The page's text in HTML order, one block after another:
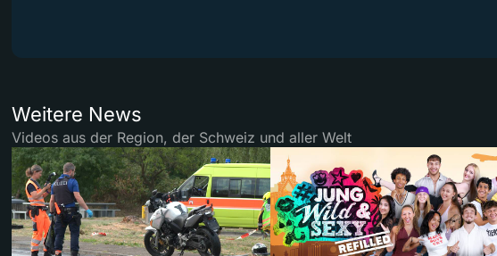
Weitere News
Videos aus der Region, der Schweiz und aller Welt